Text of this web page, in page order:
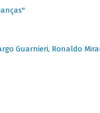
Guarnieri, Ronaldo